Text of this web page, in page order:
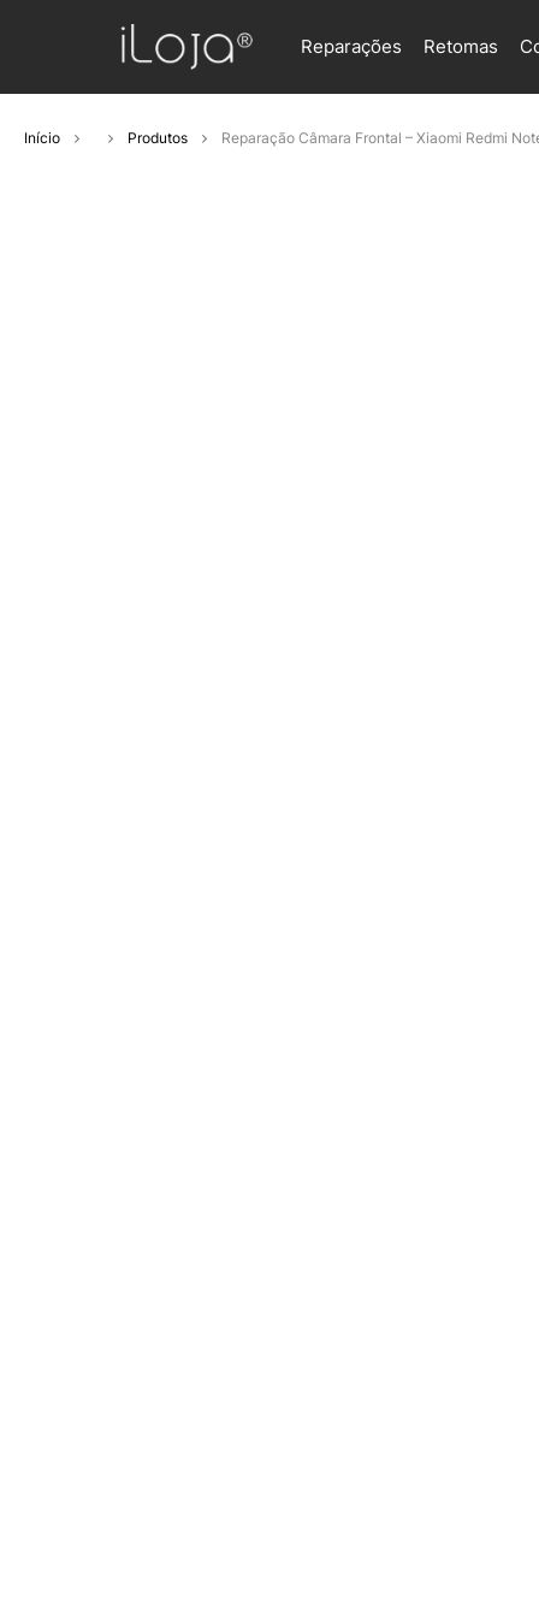
Reparações Retomas
Início Produtos Reparação Câmara Frontal – Xiaomi Redmi